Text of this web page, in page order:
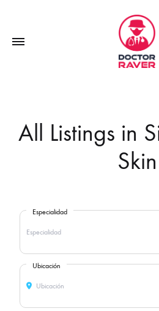
All Listings in
Skin
Especialidad
Especialidad
Ubicación
Ubicación